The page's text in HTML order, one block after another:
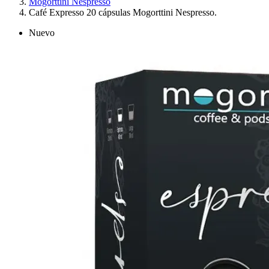
Café Expresso 20 cápsulas Mogorttini Nespresso.
Nuevo